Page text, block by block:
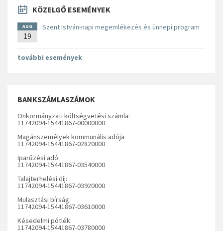
KÖZELGŐ ESEMÉNYEK
AUG
19
Szent István-napi megemlékezés és ünnepi program
további események
BANKSZÁMLASZÁMOK
Önkormányzati költségvetési számla:
11742094-15441867-00000000
Magánszemélyek kommunális adója
11742094-15441867-02820000
Iparűzési adó:
11742094-15441867-03540000
Talajterhelési díj:
11742094-15441867-03920000
Mulasztási bírság:
11742094-15441867-03610000
Késedelmi pótlék:
11742094-15441867-03780000